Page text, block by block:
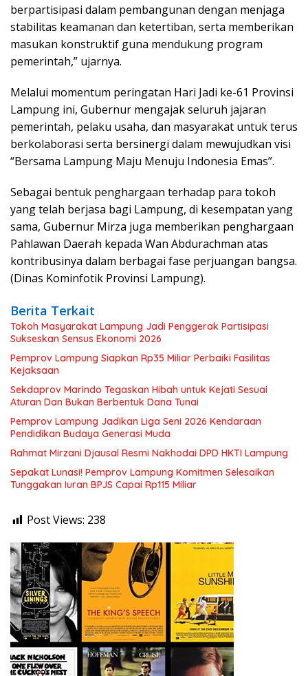
berpartisipasi dalam pembangunan dengan menjaga
stabilitas keamanan dan ketertiban, serta memberikan
masukan konstruktif guna mendukung program
pemerintah,” ujarnya.
Melalui momentum peringatan Hari Jadi ke-61 Provinsi
Lampung ini, Gubernur mengajak seluruh jajaran
pemerintah, pelaku usaha, dan masyarakat untuk terus
berkolaborasi serta bersinergi dalam mewujudkan visi
“Bersama Lampung Maju Menuju Indonesia Emas”.
Sebagai bentuk penghargaan terhadap para tokoh
yang telah berjasa bagi Lampung, di kesempatan yang
sama, Gubernur Mirza juga memberikan penghargaan
Pahlawan Daerah kepada Wan Abdurachman atas
kontribusinya dalam berbagai fase perjuangan bangsa.
(Dinas Kominfotik Provinsi Lampung).
Berita Terkait
Tokoh Masyarakat Lampung Jadi Penggerak Partisipasi
Sukseskan Sensus Ekonomi 2026
Pemprov Lampung Siapkan Rp35 Miliar Perbaiki Fasilitas
Kejaksaan
Sekdaprov Marindo Tegaskan Hibah untuk Kejati Sesuai
Aturan Dan Bukan Berbentuk Dana Tunai
Pemprov Lampung Jadikan Liga Seni 2026 Kendaraan
Pendidikan Budaya Generasi Muda
Rahmat Mirzani Djausal Resmi Nakhodai DPD HKTI Lampung
Sepakat Lunasi! Pemprov Lampung Komitmen Selesaikan
Tunggakan Iuran BPJS Capai Rp115 Miliar
Post Views: 238